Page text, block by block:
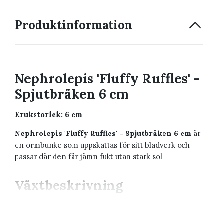
Produktinformation
Nephrolepis 'Fluffy Ruffles' -
Spjutbräken 6 cm
Krukstorlek: 6 cm
Nephrolepis 'Fluffy Ruffles' - Spjutbräken 6 cm är
en ormbunke som uppskattas för sitt bladverk och
passar där den får jämn fukt utan stark sol.
Växtbeskrivning